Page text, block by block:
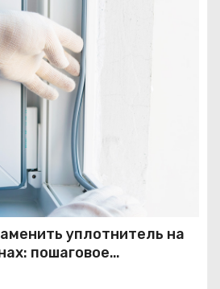
уплотнитель на
пошаговое